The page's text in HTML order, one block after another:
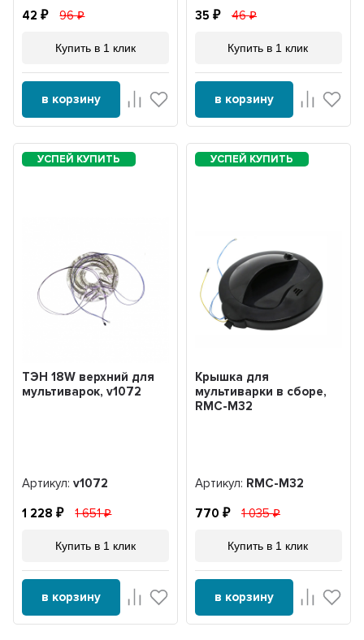
42 96
Купить в 1 клик
в корзину
35 46
Купить в 1 клик
в корзину
ТЭН 18W верхний для
мультиварок, v1072
Артикул:v1072
1 228 1 651
Купить в 1 клик
в корзину
Крышка для
мультиварки в сборе,
RMC-M32
Артикул: RMC-M32
770 1 035
Купить в 1 клик
в корзину